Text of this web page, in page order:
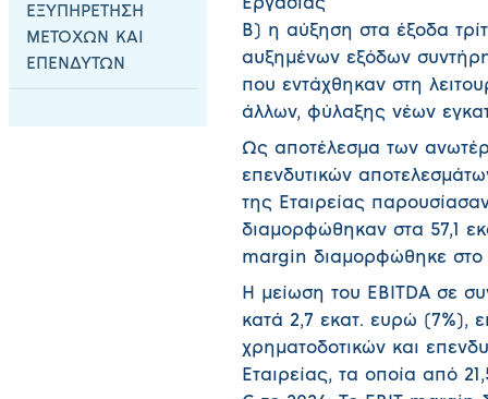
ΕΞΥΠΗΡΕΤΗΣΗ
ΜΕΤΟΧΩΝ ΚΑΙ
ΕΠΕΝΔΥΤΩΝ
Εργασίας
Β) η αύξηση στα έξοδα
αυξημένων εξόδων
που εντάχθηκαν στη
άλλων, φύλαξης νέων
Ως αποτέλεσμα των
επενδυτικών
της Εταιρείας
διαμορφώθηκαν στα 57,1
margin διαμορφώθηκε στο
Η μείωση του EBITDA σε
κατά 2,7 εκατ. ευρώ (7%),
χρηματοδοτικών και
Εταιρείας, τα οποία από